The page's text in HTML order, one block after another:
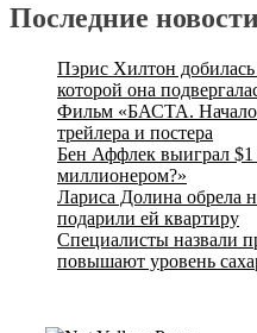
Последние
Пэрис Хилтон
которой она
Фильм «БАСТА. Начало
трейлера и постера
Бен Аффлек выиграл $1
миллионером?»
Лариса Долина обрела
подарили ей квартиру
Специалисты назвали
повышают уровень